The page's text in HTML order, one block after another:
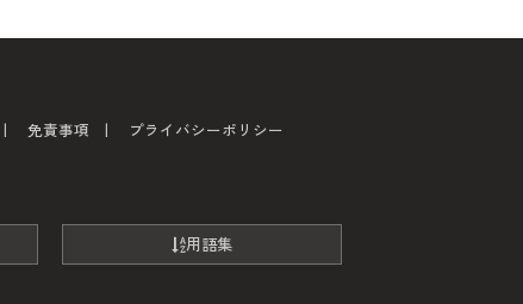
免責事項 プライバシーポリシー
用語集